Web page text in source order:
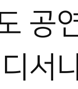
공
서